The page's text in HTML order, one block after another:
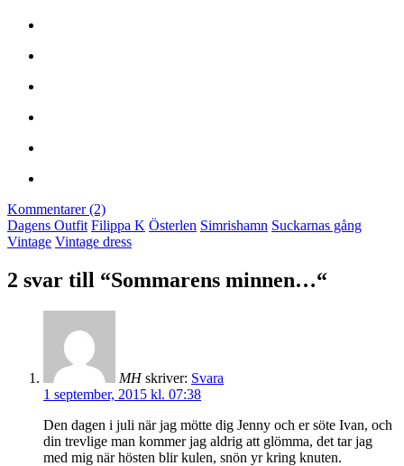
Kommentarer (2)
Dagens Outfit Filippa K Österlen Simrishamn Suckarnas gång
Vintage Vintage dress
2 svar till “Sommarens minnen…“
MH skriver: Svara
1 september, 2015 kl. 07:38
Den dagen i juli när jag mötte dig Jenny och er söte Ivan, och
din trevlige man kommer jag aldrig att glömma, det tar jag
med mig när hösten blir kulen, snön yr kring knuten.